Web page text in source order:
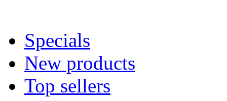
distribuidor oficial de
Somos distribuidor oficial
pcs de muestras, ¿si lo
Specials
New products
Top sellers